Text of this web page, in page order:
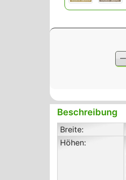
Beschreibung
Breite:
Höhen: